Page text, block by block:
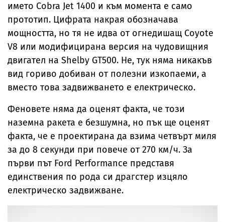
името Cobra Jet 1400 и към момента е само
прототип. Цифрата накрая обозначава
мощността, но тя не идва от огнедишащ Coyote
V8 или модифицирана версия на чудовищния
двигател на Shelby GT500. Не, тук няма никакъв
вид гориво добиван от полезни изкопаеми, а
вместо това задвижването е електрическо.
Феновете няма да оценят факта, че този
наземна ракета е безшумна, но пък ще оценят
факта, че е проектирана да взима четвърт миля
за до 8 секунди при повече от 270 км/ч. За
първи път Ford Performance представя
единствения по рода си драгстер изцяло
електрическо задвижване.